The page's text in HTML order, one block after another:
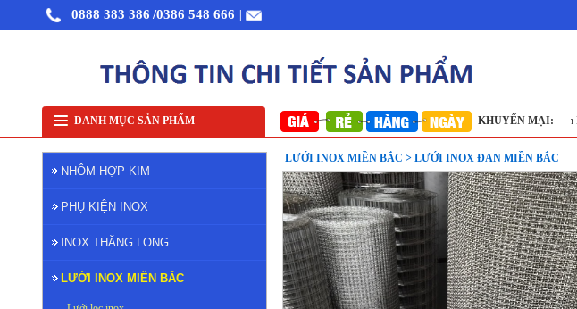
0888 383 386 /0386 548 666
DANH MỤC SẢN PHẨM KHUYẾN MẠI:
Nhôm cuộn cắt lẻ Nhôm cuộn A1050 Nhôm bảo ôn cuộn mỏng A1050 Lưới inox 304 Lưới inox Miền Bắc
NHÔM HỢP KIM
PHỤ KIỆN INOX
INOX THĂNG LONG
LƯỚI INOX MIỀN BẮC
LƯỚI INOX MIỀN BẮC > LƯỚI INOX ĐAN MIỀN BẮC